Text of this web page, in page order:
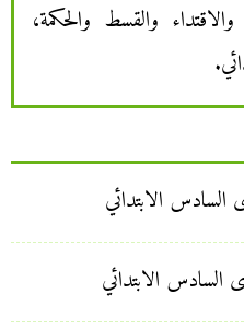
والقسط والحكمة،
الابتدائي
الابتدائي